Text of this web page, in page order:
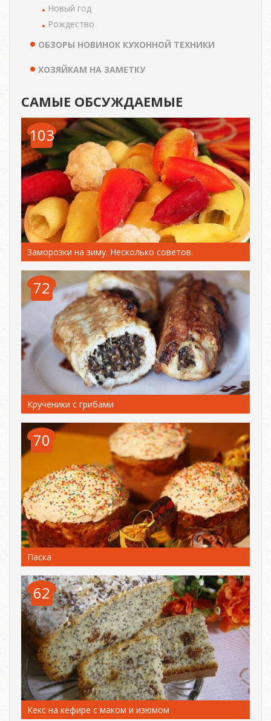
Новый год
Рождество
ОБЗОРЫ НОВИНОК КУХОННОЙ ТЕХНИКИ
ХОЗЯЙКАМ НА ЗАМЕТКУ
САМЫЕ ОБСУЖДАЕМЫЕ
103
Заморозки на зиму. Несколько советов.
72
Крученики с грибами
70
Паска
62
Кекс на кефире с маком и изюмом